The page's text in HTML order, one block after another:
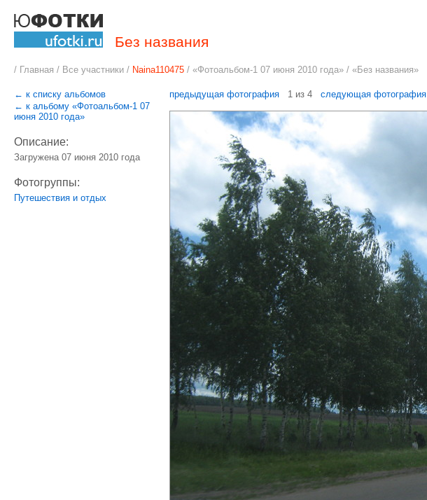
Без названия
/ Главная / Все участники / Naina110475 / «Фотоальбом-1 07 июня 2010 года» / «Без названия»
← к списку альбомов
← к альбому «Фотоальбом-1 07
июня 2010 года»
Описание:
Загружена 07 июня 2010 года
Фотогруппы:
Путешествия и отдых
предыдущая фотография1 из 4 следующая фотография